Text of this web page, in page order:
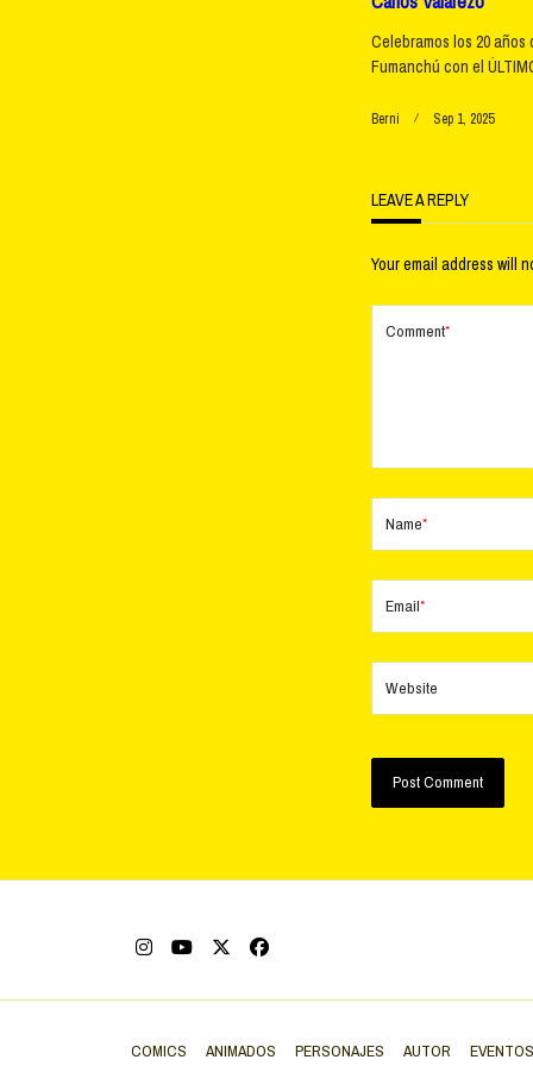
Celebramos los 20 años
Fumanchú con el
Berni Sep 1, 2025
LEAVE A REPLY
Your email address will
Comment*
Name*
Email*
Website
COMICS ANIMADOS PERSONAJES AUTOR EVENTOS